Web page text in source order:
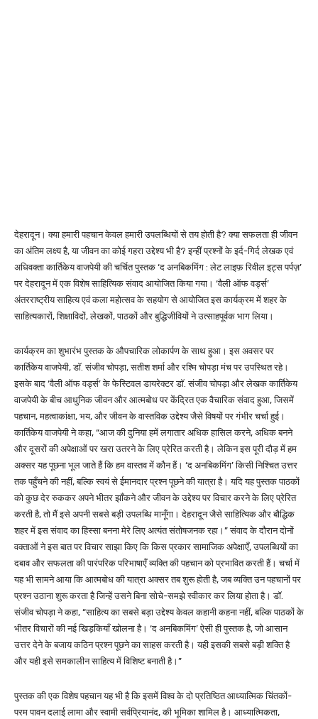
देहरादून। क्या हमारी पहचान केवल हमारी उपलब्धियों से तय होती है? क्या सफलता ही जीवन
का अंतिम लक्ष्य है, या जीवन का कोई गहरा उद्देश्य भी है? इन्हीं प्रश्नों के इर्द-गिर्द लेखक एवं
अधिवक्ता कार्तिकेय वाजपेयी की चर्चित पुस्तक ‘द अनबिकमिंग : लेट लाइफ़ रिवील इट्स पर्पज़’
पर देहरादून में एक विशेष साहित्यिक संवाद आयोजित किया गया। ‘वैली ऑफ वर्ड्स’
अंतरराष्ट्रीय साहित्य एवं कला महोत्सव के सहयोग से आयोजित इस कार्यक्रम में शहर के
साहित्यकारों, शिक्षाविदों, लेखकों, पाठकों और बुद्धिजीवियों ने उत्साहपूर्वक भाग लिया।
कार्यक्रम का शुभारंभ पुस्तक के औपचारिक लोकार्पण के साथ हुआ। इस अवसर पर
कार्तिकेय वाजपेयी, डॉ. संजीव चोपड़ा, सतीश शर्मा और रश्मि चोपड़ा मंच पर उपस्थित रहे।
इसके बाद ‘वैली ऑफ वर्ड्स’ के फेस्टिवल डायरेक्टर डॉ. संजीव चोपड़ा और लेखक कार्तिकेय
वाजपेयी के बीच आधुनिक जीवन और आत्मबोध पर केंद्रित एक वैचारिक संवाद हुआ, जिसमें
पहचान, महत्वाकांक्षा, भय, और जीवन के वास्तविक उद्देश्य जैसे विषयों पर गंभीर चर्चा हुई।
कार्तिकेय वाजपेयी ने कहा, “आज की दुनिया हमें लगातार अधिक हासिल करने, अधिक बनने
और दूसरों की अपेक्षाओं पर खरा उतरने के लिए प्रेरित करती है। लेकिन इस पूरी दौड़ में हम
अक्सर यह पूछना भूल जाते हैं कि हम वास्तव में कौन हैं। ‘द अनबिकमिंग’ किसी निश्चित उत्तर
तक पहुँचने की नहीं, बल्कि स्वयं से ईमानदार प्रश्न पूछने की यात्रा है। यदि यह पुस्तक पाठकों
को कुछ देर रुककर अपने भीतर झाँकने और जीवन के उद्देश्य पर विचार करने के लिए प्रेरित
करती है, तो मैं इसे अपनी सबसे बड़ी उपलब्धि मानूँगा। देहरादून जैसे साहित्यिक और बौद्धिक
शहर में इस संवाद का हिस्सा बनना मेरे लिए अत्यंत संतोषजनक रहा।” संवाद के दौरान दोनों
वक्ताओं ने इस बात पर विचार साझा किए कि किस प्रकार सामाजिक अपेक्षाएँ, उपलब्धियों का
दबाव और सफलता की पारंपरिक परिभाषाएँ व्यक्ति की पहचान को प्रभावित करती हैं। चर्चा में
यह भी सामने आया कि आत्मबोध की यात्रा अक्सर तब शुरू होती है, जब व्यक्ति उन पहचानों पर
प्रश्न उठाना शुरू करता है जिन्हें उसने बिना सोचे-समझे स्वीकार कर लिया होता है। डॉ.
संजीव चोपड़ा ने कहा, “साहित्य का सबसे बड़ा उद्देश्य केवल कहानी कहना नहीं, बल्कि पाठकों के
भीतर विचारों की नई खिड़कियाँ खोलना है। ‘द अनबिकमिंग’ ऐसी ही पुस्तक है, जो आसान
उत्तर देने के बजाय कठिन प्रश्न पूछने का साहस करती है। यही इसकी सबसे बड़ी शक्ति है
और यही इसे समकालीन साहित्य में विशिष्ट बनाती है।”
पुस्तक की एक विशेष पहचान यह भी है कि इसमें विश्व के दो प्रतिष्ठित आध्यात्मिक चिंतकों-
परम पावन दलाई लामा और स्वामी सर्वप्रियानंद, की भूमिका शामिल है। आध्यात्मिकता,